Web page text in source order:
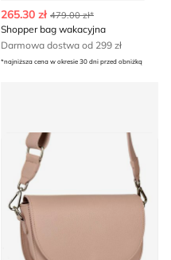
265.30 zł 479.00 zł*
Shopper bag wakacyjna
Darmowa dostwa od 299 zł
*najniższa cena w okresie 30 dni przed obniżką